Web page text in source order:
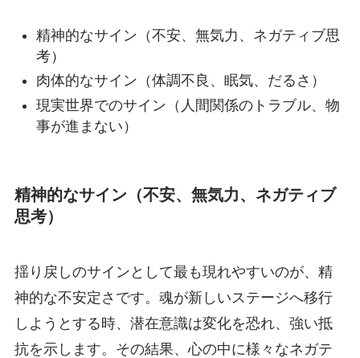
精神的なサイン（不安、無気力、ネガティブ思
考）
肉体的なサイン（体調不良、眠気、だるさ）
現実世界でのサイン（人間関係のトラブル、物
事が進まない）
精神的なサイン（不安、無気力、ネガティブ
思考）
揺り戻しのサインとして最も現れやすいのが、精
神的な不安定さです。魂が新しいステージへ移行
しようとする時、潜在意識は変化を恐れ、強い抵
抗を示します。その結果、心の中に様々なネガテ